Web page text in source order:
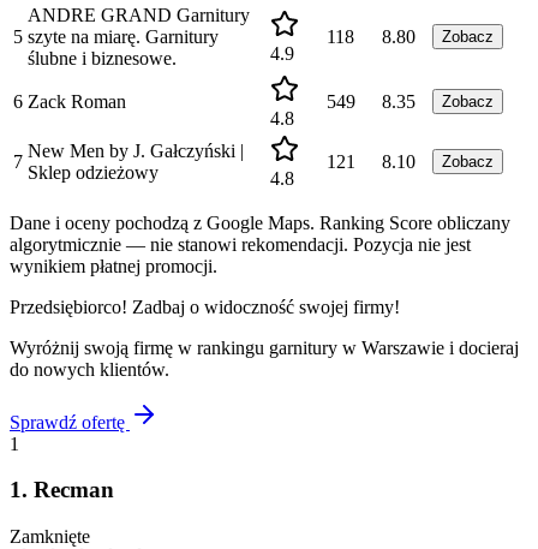
5
ANDRE GRAND Garnitury
szyte na miarę. Garnitury
ślubne i biznesowe.
4.9
118 8.80 Zobacz
6 Zack Roman
4.8
549 8.35 Zobacz
7
New Men by J. Gałczyński |
Sklep odzieżowy
4.8
121 8.10 Zobacz
Dane i oceny pochodzą z Google Maps. Ranking Score obliczany
algorytmicznie — nie stanowi rekomendacji. Pozycja nie jest
wynikiem płatnej promocji.
Przedsiębiorco! Zadbaj o widoczność swojej firmy!
Wyróżnij swoją firmę w rankingu garnitury w Warszawie i docieraj
do nowych klientów.
Sprawdź ofertę
1
1. Recman
Zamknięte